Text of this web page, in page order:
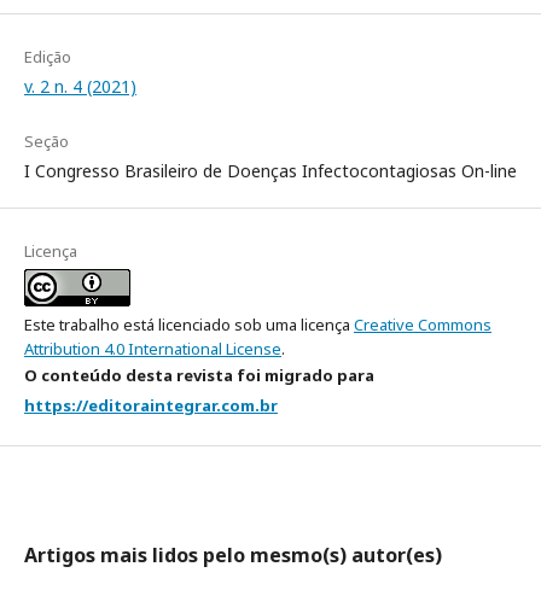
Edição
v. 2 n. 4 (2021)
Seção
I Congresso Brasileiro de Doenças Infectocontagiosas On-line
Licença
Este trabalho está licenciado sob uma licença Creative Commons
Attribution 4.0 International License.
O conteúdo desta revista foi migrado para
https://editoraintegrar.com.br
Artigos mais lidos pelo mesmo(s) autor(es)